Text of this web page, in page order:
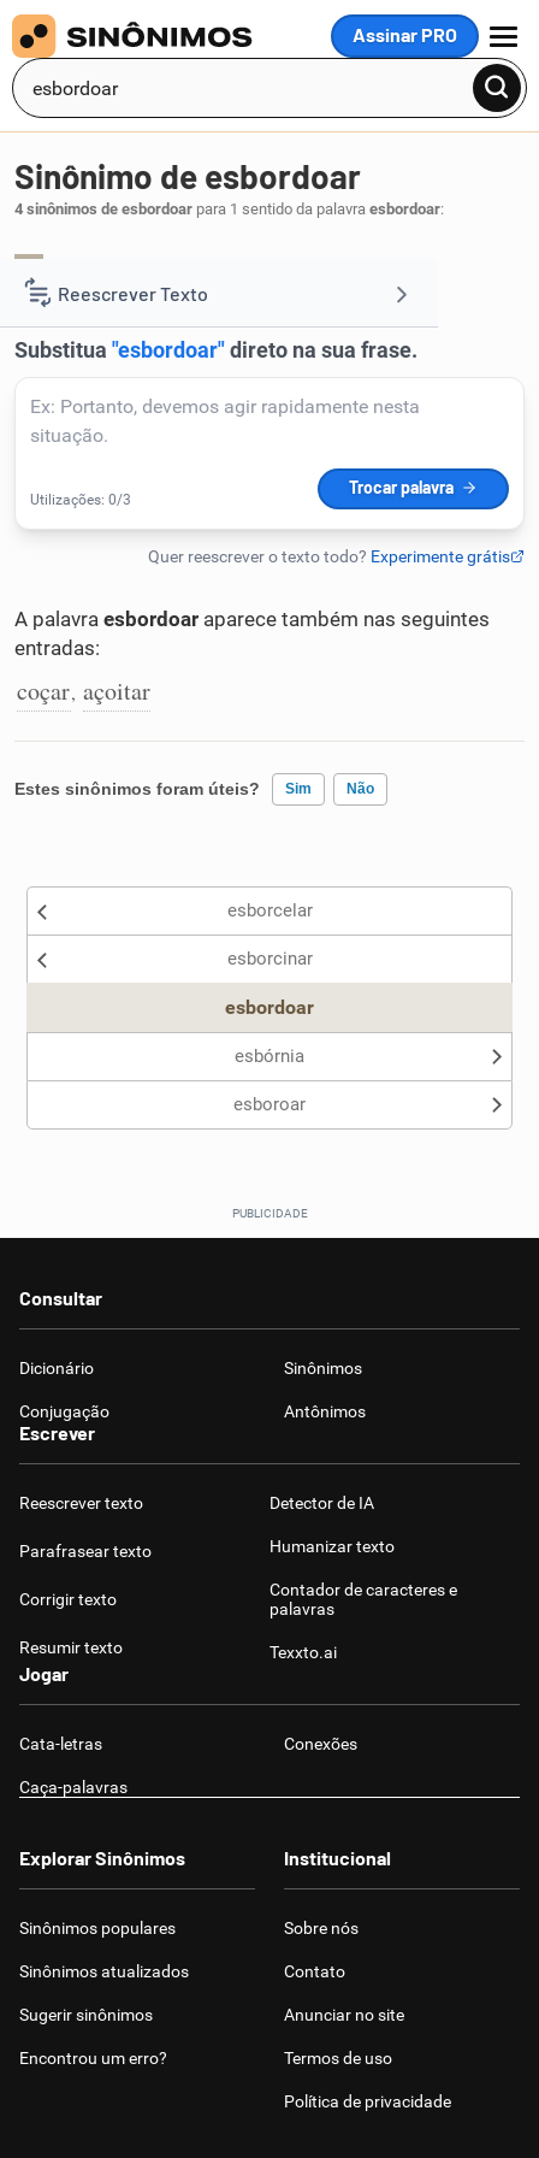
Assinar PRO
MENU
Reescrever Texto
Resumir Texto
Corrigir Texto
Detector de IA
Humanizador de IA
Cata-letras
Sinônimos
Sinônimo de esbordoar
4 sinônimos de esbordoar para 1 sentido da palavra esbordoar:
A palavra esbordoar aparece também nas seguintes
entradas:
coçar, açoitar
Estes sinônimos foram úteis? Sim Não
Nenhum dos sinônimos apresentados me ajudou
esborcelar
esborcinar
esbordoar
esbórnia
esboroar
Consultar
Dicionário Sinônimos
Conjugação Antônimos
Escrever
Reescrever texto
Parafrasear texto
Corrigir texto
Resumir texto
Detector de IA
Humanizar texto
Contador de caracteres e
palavras
Texxto.ai
Jogar
Cata-letras Conexões
Caça-palavras
Explorar Sinônimos
Sinônimos populares
Sinônimos atualizados
Sugerir sinônimos
Encontrou um erro?
Institucional
Sobre nós
Contato
Anunciar no site
Termos de uso
Política de privacidade